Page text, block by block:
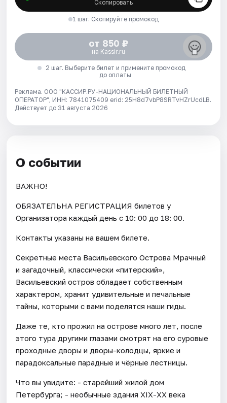
Скопировать
1 шаг. Скопируйте промокод
от 850 ₽
на Kassir.ru
2 шаг. Выберите билет и примените промокод
до оплаты
Реклама. ООО "КАССИР.РУ-НАЦИОНАЛЬНЫЙ БИЛЕТНЫЙ
ОПЕРАТОР", ИНН: 7841075409 erid: 25H8d7vbP8SRTvHZrUcdLB.
Действует до 31 августа 2026
О событии
ВАЖНО!
ОБЯЗАТЕЛЬНА РЕГИСТРАЦИЯ билетов у
Организатора каждый день c 10: 00 до 18: 00.
Контакты указаны на вашем билете.
Секретные места Васильевского Острова Мрачный
и загадочный, классически «питерский»,
Васильевский остров обладает собственным
характером, хранит удивительные и печальные
тайны, которыми с вами поделятся наши гиды.
Даже те, кто прожил на острове много лет, после
этого тура другими глазами смотрят на его суровые
проходные дворы и дворы-колодцы, яркие и
парадоксальные парадные и чёрные лестницы.
Что вы увидите: - старейший жилой дом
Петербурга; - необычные здания XIX-XX века